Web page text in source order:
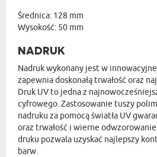
Średnica: 128 mm
Wysokość: 50 mm
NADRUK
Nadruk wykonany jest w
zapewnia doskonałą trwałość oraz
Druk UV to jedna z
cyfrowego. Zastosowanie tuszy
nadruku za pomocą światła UV
oraz trwałość i wierne
druku pozwala uzyskać najlepszy
barw.